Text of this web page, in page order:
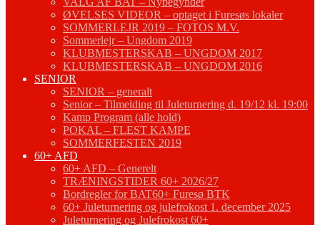
ØVELSES VIDEOR – optaget i Furesøs lokaler
SOMMERLEJR 2019 – FOTOS M.V.
Sommerlejr – Ungdom 2019
KLUBMESTERSKAB – UNGDOM 2017
KLUBMESTERSKAB – UNGDOM 2016
SENIOR
SENIOR – generalt
Senior – Tilmelding til Juleturnering d. 19/12 kl. 19:00
Kamp Program (alle hold)
POKAL – FLEST KAMPE
SOMMERFESTEN 2019
60+ AFD
60+ AFD – Generelt
TRÆNINGSTIDER 60+ 2026/27
Bordregler for BAT60+ Furesø BTK
60+ Juleturnering og julefrokost 1. december 2025
Juleturnering og Julefrokost 60+